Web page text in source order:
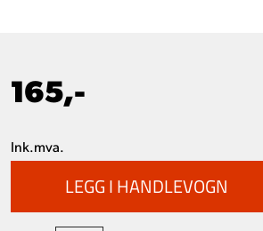
165,-
Ink.mva.